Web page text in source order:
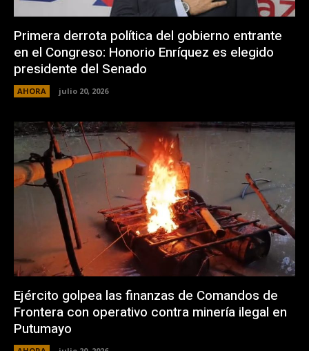
Primera derrota política del gobierno entrante
en el Congreso: Honorio Enríquez es elegido
presidente del Senado
AHORA julio 20, 2026
Ejército golpea las finanzas de Comandos de
Frontera con operativo contra minería ilegal en
Putumayo